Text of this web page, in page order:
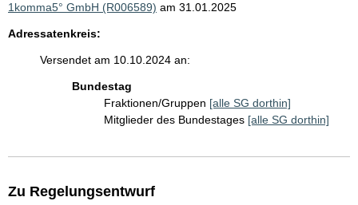
1komma5° GmbH (R006589) am 31.01.2025
Adressatenkreis:
Versendet am 10.10.2024 an:
Bundestag
Fraktionen/Gruppen [alle SG dorthin]
Mitglieder des Bundestages [alle SG dorthin]
Zu Regelungsentwurf